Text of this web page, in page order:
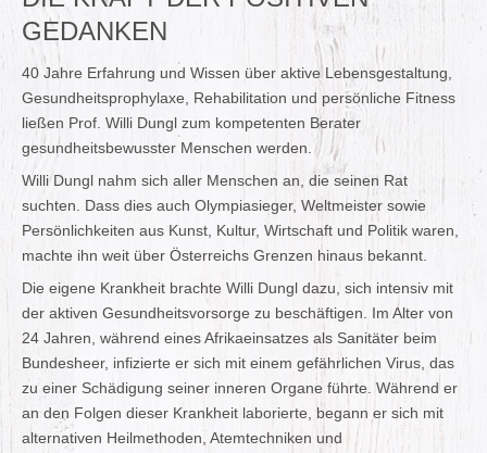
GEDANKEN
40 Jahre Erfahrung und Wissen über aktive Lebensgestaltung,
Gesundheitsprophylaxe, Rehabilitation und persönliche Fitness
ließen Prof. Willi Dungl zum kompetenten Berater
gesundheitsbewusster Menschen werden.
Willi Dungl nahm sich aller Menschen an, die seinen Rat
suchten. Dass dies auch Olympiasieger, Weltmeister sowie
Persönlichkeiten aus Kunst, Kultur, Wirtschaft und Politik waren,
machte ihn weit über Österreichs Grenzen hinaus bekannt.
Die eigene Krankheit brachte Willi Dungl dazu, sich intensiv mit
der aktiven Gesundheitsvorsorge zu beschäftigen. Im Alter von
24 Jahren, während eines Afrikaeinsatzes als Sanitäter beim
Bundesheer, infizierte er sich mit einem gefährlichen Virus, das
zu einer Schädigung seiner inneren Organe führte. Während er
an den Folgen dieser Krankheit laborierte, begann er sich mit
alternativen Heilmethoden, Atemtechniken und